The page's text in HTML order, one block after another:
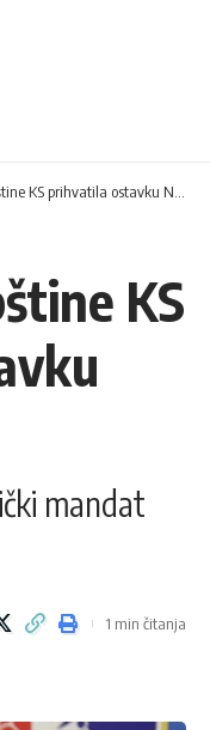
KS prihvatila ostavku Nihada Uka
KS
mandat
1 min čitanja